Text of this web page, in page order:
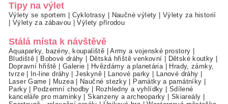
Tipy na výlet
Výlety se sportem Cyklotrasy Naučné výlety
Výlety za historií
Výlety za zábavou |Výlety přírodou
Stálá místa k návštěvě
Aquaparky, bazény, koupaliště |Army a vojenské prostory
Bludiště
Bobové dráhy Dětská hřiště venkovní Dětské koutky
Dopravní hřiště
Galerie Hvězdárny a planetária|
Hrady, zámky,
tvrze| In-line dráhy |Jeskyně| Lanové parky Lanové dráhy
Laser Game
Muzea| Naučné stezky Památky a památníky
Parky| Podzemní chodby Rozhledny a vyhlídky
Sdílené
kanceláře pro maminky |Skanzeny a archeoparky Skiareály